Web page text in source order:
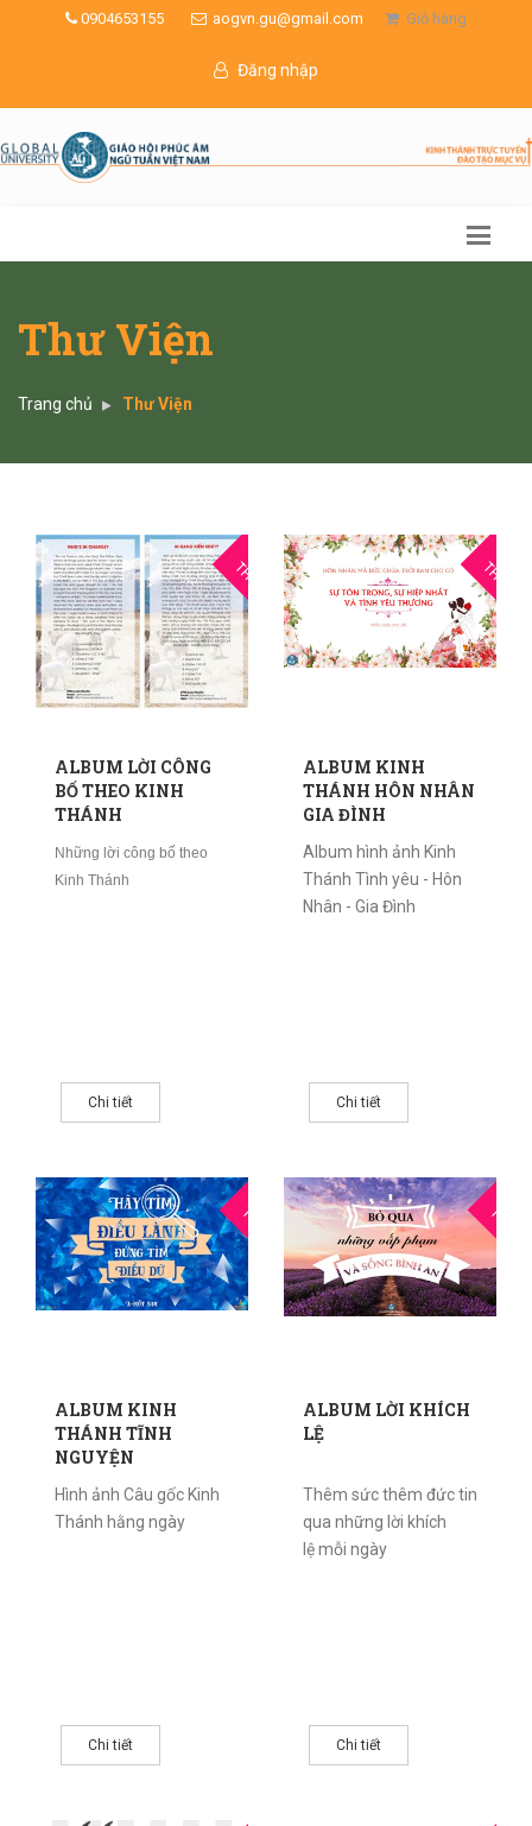
0904653155 aogvn.gu@gmail.com Giỏ hàng
Đăng nhập
Thư Viện
Trang chủ Thư Viện
10
THG10
ALBUM LỜI CÔNG
BỐ THEO KINH
THÁNH
Những lời công bố theo
Kinh Thánh
Chi tiết
THG10
ALBUM KINH
THÁNH HÔN NHÂN
GIA ĐÌNH
Album hình ảnh Kinh
Thánh Tình yêu - Hôn
Nhân - Gia Đình
Chi tiết
25
THG5
ALBUM KINH
THÁNH TĨNH
NGUYỆN
Hình ảnh Câu gốc Kinh
Thánh hằng ngày
Chi tiết
THG5
ALBUM LỜI KHÍCH
LỆ
Thêm sức thêm đức tin
qua những lời khích
lệ mỗi ngày
Chi tiết